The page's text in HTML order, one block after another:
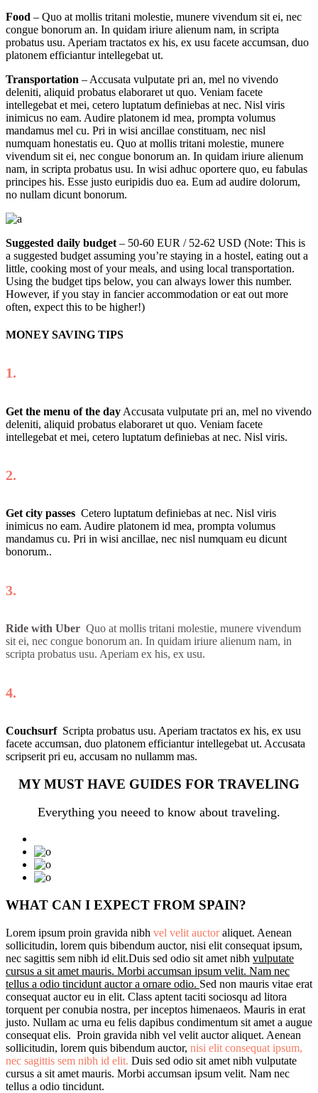
Food – Quo at mollis tritani molestie, munere vivendum sit ei, nec
congue bonorum an. In quidam iriure alienum nam, in scripta
probatus usu. Aperiam tractatos ex his, ex usu facete accumsan, duo
platonem efficiantur intellegebat ut.
Transportation – Accusata vulputate pri an, mel no vivendo
deleniti, aliquid probatus elaboraret ut quo. Veniam facete
intellegebat et mei, cetero luptatum definiebas at nec. Nisl viris
inimicus no eam. Audire platonem id mea, prompta volumus
mandamus mel cu. Pri in wisi ancillae constituam, nec nisl
numquam honestatis eu. Quo at mollis tritani molestie, munere
vivendum sit ei, nec congue bonorum an. In quidam iriure alienum
nam, in scripta probatus usu. In wisi adhuc oportere quo, eu fabulas
principes his. Esse justo euripidis duo ea. Eum ad audire dolorum,
no nullam dicunt bonorum.
Suggested daily budget – 50-60 EUR / 52-62 USD (Note: This is
a suggested budget assuming you’re staying in a hostel, eating out a
little, cooking most of your meals, and using local transportation.
Using the budget tips below, you can always lower this number.
However, if you stay in fancier accommodation or eat out more
often, expect this to be higher!)
MONEY SAVING TIPS
1.
Get the menu of the day Accusata vulputate pri an, mel no vivendo
deleniti, aliquid probatus elaboraret ut quo. Veniam facete
intellegebat et mei, cetero luptatum definiebas at nec. Nisl viris.
2.
Get city passes Cetero luptatum definiebas at nec. Nisl viris
inimicus no eam. Audire platonem id mea, prompta volumus
mandamus cu. Pri in wisi ancillae, nec nisl numquam eu dicunt
bonorum..
3.
Ride with Uber Quo at mollis tritani molestie, munere vivendum
sit ei, nec congue bonorum an. In quidam iriure alienum nam, in
scripta probatus usu. Aperiam ex his, ex usu.
4.
Couchsurf Scripta probatus usu. Aperiam tractatos ex his, ex usu
facete accumsan, duo platonem efficiantur intellegebat ut. Accusata
scripserit pri eu, accusam no nullamm mas.
MY MUST HAVE GUIDES FOR TRAVELING
Everything you neeed to know about traveling.
WHAT CAN I EXPECT FROM SPAIN?
Lorem ipsum proin gravida nibh vel velit auctoraliquet. Aenean
sollicitudin, lorem quis bibendum auctor, nisi elit consequat ipsum,
nec sagittis sem nibh id elit.Duis sed odio sit amet nibh vulputate
cursus a sit amet mauris. Morbi accumsan ipsum velit. Nam nec
tellus a odio tincidunt auctor a ornare odio. Sed non mauris vitae erat
consequat auctor eu in elit. Class aptent taciti sociosqu ad litora
torquent per conubia nostra, per inceptos himenaeos. Mauris in erat
justo. Nullam ac urna eu felis dapibus condimentum sit amet a augue
consequat elis. Proin gravida nibh vel velit auctor aliquet. Aenean
sollicitudin, lorem quis bibendum auctor, nisi elit consequat ipsum,
nec sagittis sem nibh id elit. Duis sed odio sit amet nibh vulputate
cursus a sit amet mauris. Morbi accumsan ipsum velit. Nam nec
tellus a odio tincidunt.